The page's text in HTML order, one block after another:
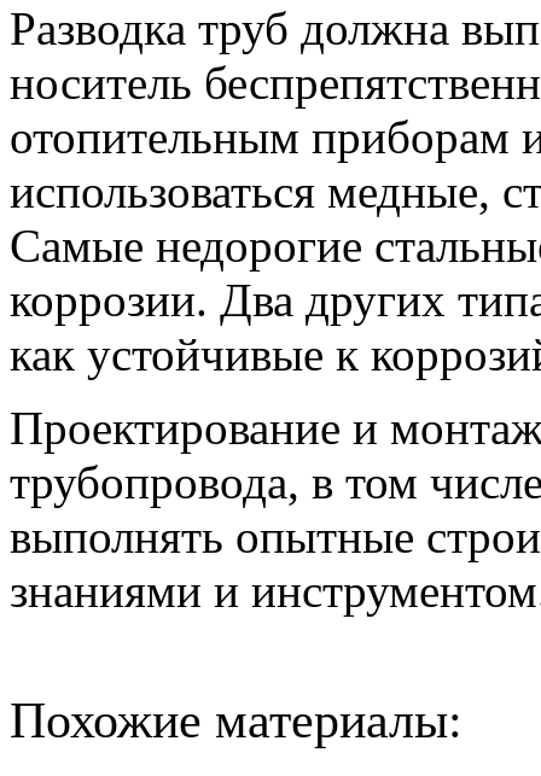
Разводка труб должна
носитель
отопительным приборам
использоваться медные,
Самые недорогие
коррозии. Два других
как устойчивые к
Проектирование и
трубопровода, в том
выполнять опытные
знаниями и
Похожие материалы: